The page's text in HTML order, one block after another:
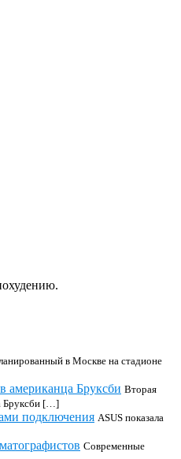
в Москве на стадионе
американца Бруксби Вторая
Бруксби […]
подключения ASUS показала
Современные